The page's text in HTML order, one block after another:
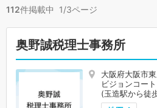
112件掲載中 1/3ページ
奥野誠税理士事務所
大阪府大阪市
ビジョンコー
(玉造駅から徒